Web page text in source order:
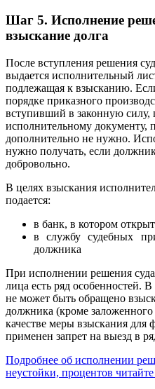
Шаг 5. Исполнение
взыскание долга
После вступления решения
выдается исполнительный
подлежащая к взысканию.
порядке приказного
вступивший в законную силу,
исполнительному документу,
дополнительно не нужно.
нужно получать, если
добровольно.
В целях взыскания
подается:
в банк, в котором
в службу судебных
должника
При исполнении решения
лица есть ряд особенностей.
не может быть обращено
должника (кроме
качестве меры взыскания
применен запрет на выезд в
Подробнее об исполнении
неустойки, процентов читайте